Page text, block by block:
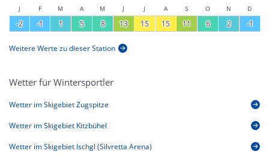
J F M A M J J A S O N D
-2 -1 1 5 8 13 15 15 11 6 2 -1
Weitere Werte zu dieser Station
Wetter für Wintersportler
Wetter im Skigebiet Zugspitze
Wetter im Skigebiet Kitzbühel
Wetter im Skigebiet Ischgl (Silvretta Arena)